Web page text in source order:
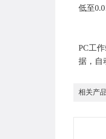
低至
PC工
据，自
相关产品